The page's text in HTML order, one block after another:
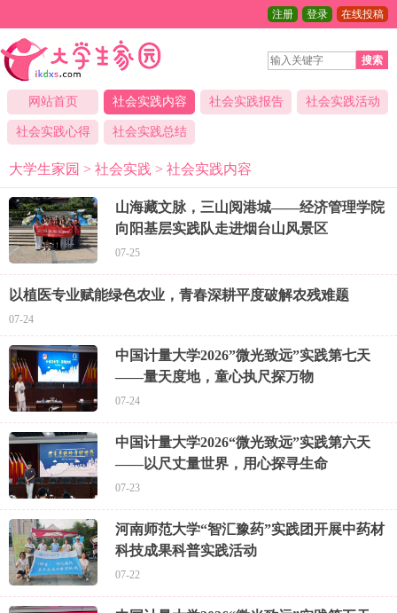
注册 登录 在线投稿
搜索
网站首页 社会实践内容 社会实践报告 社会实践活动
社会实践心得 社会实践总结
大学生家园 > 社会实践 > 社会实践内容
山海藏文脉，三山阅港城——经济管理学院
向阳基层实践队走进烟台山风景区
07-25
以植医专业赋能绿色农业，青春深耕平度破解农残难题
07-24
中国计量大学2026”微光致远”实践第七天
——量天度地，童心执尺探万物
07-24
中国计量大学2026“微光致远”实践第六天
——以尺丈量世界，用心探寻生命
07-23
河南师范大学“智汇豫药”实践团开展中药材
科技成果科普实践活动
07-22